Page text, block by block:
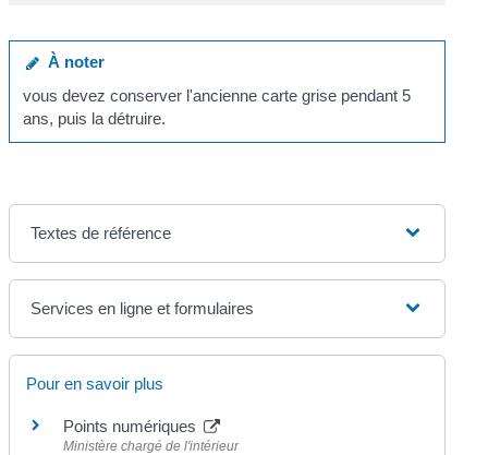
À noter
vous devez conserver l'ancienne carte grise pendant 5
ans, puis la détruire.
Textes de référence
Services en ligne et formulaires
Pour en savoir plus
Points numériques
Ministère chargé de l'intérieur